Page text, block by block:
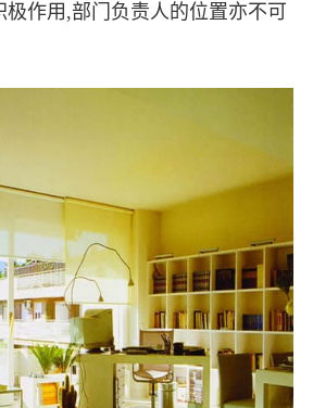
作用,部门负责人的位置亦不可